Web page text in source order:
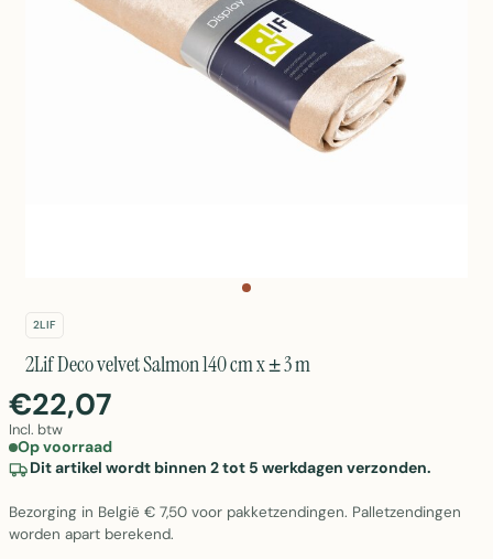
2LIF
2Lif Deco velvet Salmon 140 cm x ± 3 m
€22,07
Incl. btw
Op voorraad
Dit artikel wordt binnen 2 tot 5 werkdagen verzonden.
Bezorging in België € 7,50 voor pakketzendingen. Palletzendingen
worden apart berekend.